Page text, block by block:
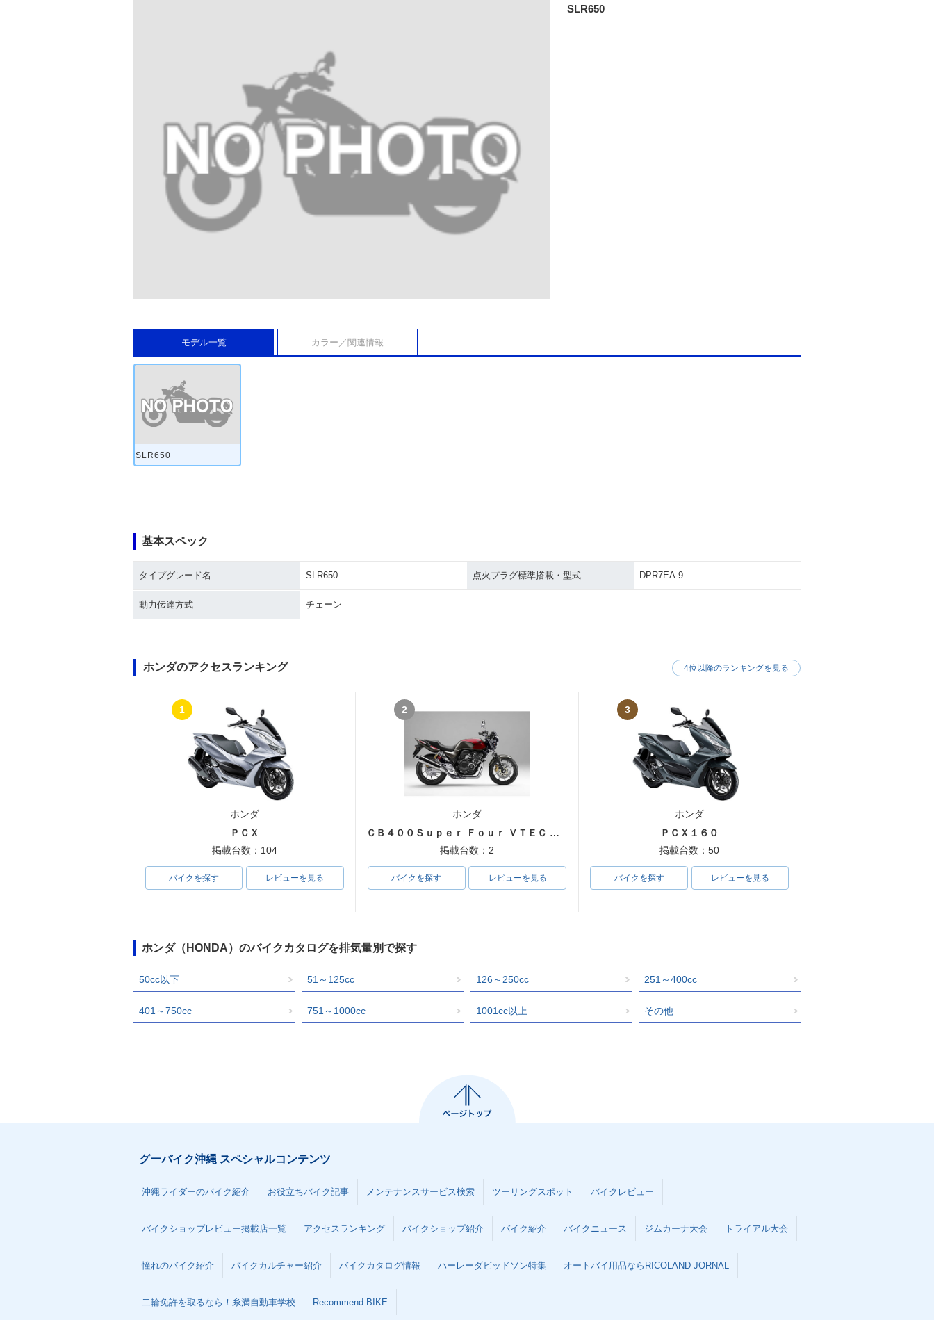
SLR650
モデル一覧 カラー／関連情報
SLR650
基本スペック
タイプグレード名 SLR650 点火プラグ標準搭載・型式 DPR7EA-9
動力伝達方式 チェーン
ホンダのアクセスランキング
1
ホンダ
ＰＣＸ
掲載台数：104
バイクを探す レビューを見る
2
ホンダ
ＣＢ４００Ｓｕｐｅｒ Ｆｏｕｒ ＶＴＥＣ ＳＰＥＣ３
掲載台数：2
バイクを探す レビューを見る
3
ホンダ
ＰＣＸ１６０
掲載台数：50
バイクを探す レビューを見る
4位以降のランキングを見る
ホンダ（HONDA）のバイクカタログを排気量別で探す
50cc以下 51～125cc 126～250cc 251～400cc
401～750cc 751～1000cc 1001cc以上 その他
グーバイク沖縄 スペシャルコンテンツ
沖縄ライダーのバイク紹介 お役立ちバイク記事 メンテナンスサービス検索 ツーリングスポット バイクレビュー
バイクショップレビュー掲載店一覧 アクセスランキング バイクショップ紹介 バイク紹介 バイクニュース ジムカーナ大会 トライアル大会
憧れのバイク紹介 バイクカルチャー紹介 バイクカタログ情報 ハーレーダビッドソン特集 オートバイ用品ならRICOLAND JORNAL
二輪免許を取るなら！糸満自動車学校 Recommend BIKE